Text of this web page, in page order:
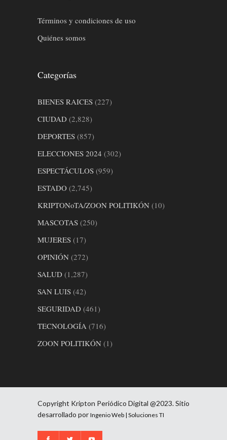
Términos y condiciones de uso
Quiénes somos
Categorías
BIENES RAICES (227)
CIUDAD (2,828)
DEPORTES (857)
ELECCIONES 2024 (302)
ESPECTÁCULOS (959)
ESTADO (2,745)
KRIPTONoTA/ZOON POLITIKÓN (10)
MASCOTAS (250)
MUJERES (17)
OPINIÓN (272)
SALUD (1,287)
SAN LUIS (42)
SEGURIDAD (461)
TECNOLOGÍA (716)
ZOON POLITIKÓN (1)
Copyright Kripton Periódico Digital @2023. Sitio
desarrollado por Ingenio Web | Soluciones TI